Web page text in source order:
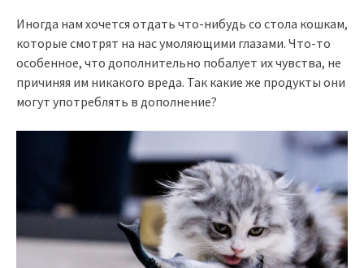
Иногда нам хочется отдать что-нибудь со стола кошкам,
которые смотрят на нас умоляющими глазами. Что-то
особенное, что дополнительно побалует их чувства, не
причиняя им никакого вреда. Так какие же продукты они
могут употреблять в дополнение?